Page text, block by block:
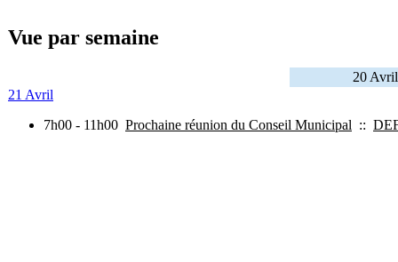
Vue par semaine
20
21 Avril
7h00 - 11h00 Prochaine réunion du Conseil Municipal ::